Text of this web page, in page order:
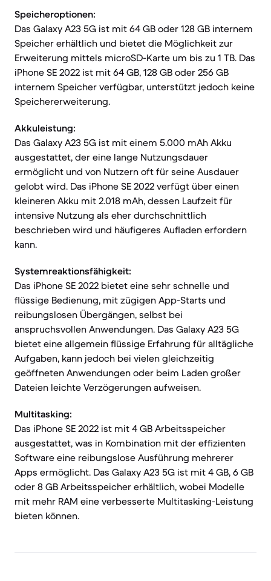
Speicheroptionen:
Das Galaxy A23 5G ist mit 64 GB oder 128 GB internem
Speicher erhältlich und bietet die Möglichkeit zur
Erweiterung mittels microSD-Karte um bis zu 1 TB. Das
iPhone SE 2022 ist mit 64 GB, 128 GB oder 256 GB
internem Speicher verfügbar, unterstützt jedoch keine
Speichererweiterung.
Akkuleistung:
Das Galaxy A23 5G ist mit einem 5.000 mAh Akku
ausgestattet, der eine lange Nutzungsdauer
ermöglicht und von Nutzern oft für seine Ausdauer
gelobt wird. Das iPhone SE 2022 verfügt über einen
kleineren Akku mit 2.018 mAh, dessen Laufzeit für
intensive Nutzung als eher durchschnittlich
beschrieben wird und häufigeres Aufladen erfordern
kann.
Systemreaktionsfähigkeit:
Das iPhone SE 2022 bietet eine sehr schnelle und
flüssige Bedienung, mit zügigen App-Starts und
reibungslosen Übergängen, selbst bei
anspruchsvollen Anwendungen. Das Galaxy A23 5G
bietet eine allgemein flüssige Erfahrung für alltägliche
Aufgaben, kann jedoch bei vielen gleichzeitig
geöffneten Anwendungen oder beim Laden großer
Dateien leichte Verzögerungen aufweisen.
Multitasking:
Das iPhone SE 2022 ist mit 4 GB Arbeitsspeicher
ausgestattet, was in Kombination mit der effizienten
Software eine reibungslose Ausführung mehrerer
Apps ermöglicht. Das Galaxy A23 5G ist mit 4 GB, 6 GB
oder 8 GB Arbeitsspeicher erhältlich, wobei Modelle
mit mehr RAM eine verbesserte Multitasking-Leistung
bieten können.